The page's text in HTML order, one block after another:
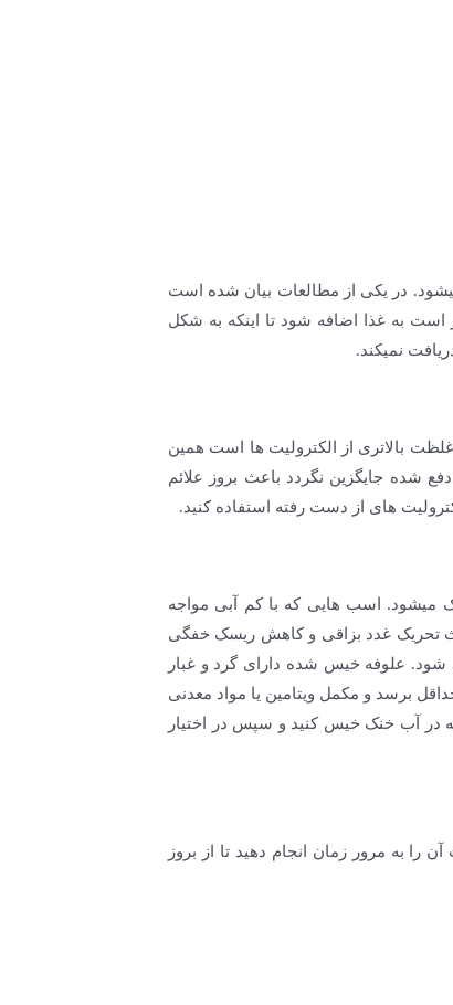
در یکی از مطالعات بیان شده است
درصدی مصرف آب شده است. نمک بهتر است به غذا اضافه شود تا اینکه به شکل
نمیکند.
بالاتری از الکترولیت ها است همین
شده جایگزین نگردد باعث بروز علائم
های از دست رفته استفاده کنید.
اسب هایی که با کم آبی مواجه
تحریک غدد بزاقی و کاهش ریسک خفگی
علوفه خیس شده دارای گرد و غبار
برسد و مکمل ویتامین یا مواد معدنی
اضافه شود چون در هنگام خیس کردن علوفه مواد معدنی شسته میشود. پیشنهاد میشود که علوفه را ۳۰ دقیقه در آب خنک خیس کنید و سپس در اختیار
به مرور زمان انجام دهید تا از بروز